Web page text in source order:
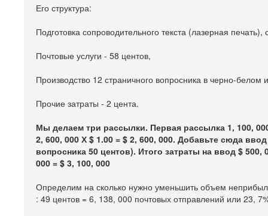
Его структура:
Подготовка сопроводительного текста (лазерная
Почтовые услуги - 58 центов,
Производство 12 страничного вопросника в черно-
Прочие затраты - 2 цента.
Мы делаем три рассылки. Первая рассылка 1, 100,
2, 600, 000 Х $ 1.00 = $ 2, 600, 000. Добавьте сюда
вопросника 50 центов). Итого затраты на ввод $
000 = $ 3, 100, 000
Определим на сколько нужно уменьшить объем
: 49 центов = 6, 138, 000 почтовых отправлений или 23,